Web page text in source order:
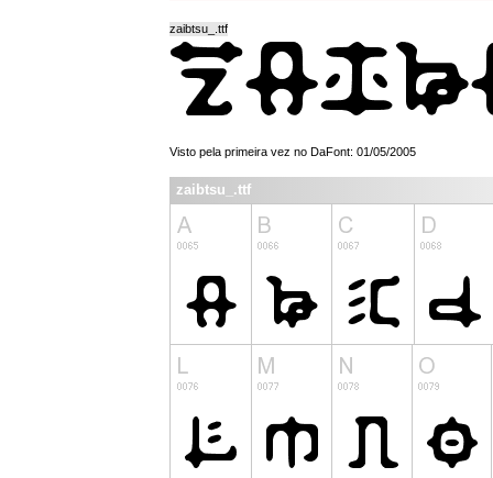
zaibtsu_.ttf
Visto pela primeira vez no DaFont: 01/05/2005
zaibtsu_.ttf